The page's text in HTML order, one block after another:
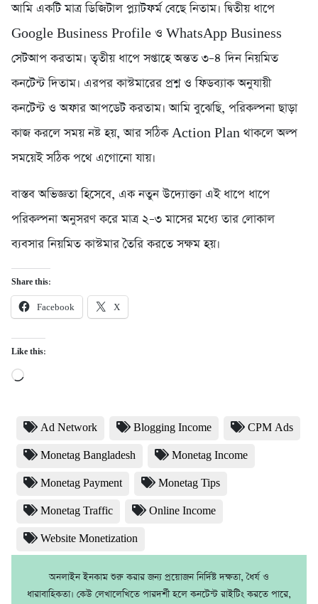
আমি একটি মাত্র ডিজিটাল প্ল্যাটফর্ম বেছে নিতাম। দ্বিতীয় ধাপে
Google Business Profile ও WhatsApp Business
সেটআপ করতাম। তৃতীয় ধাপে সপ্তাহে অন্তত ৩–৪ দিন নিয়মিত
কনটেন্ট দিতাম। এরপর কাস্টমারের প্রশ্ন ও ফিডব্যাক অনুযায়ী
কনটেন্ট ও অফার আপডেট করতাম। আমি বুঝেছি, পরিকল্পনা ছাড়া
কাজ করলে সময় নষ্ট হয়, আর সঠিক Action Plan থাকলে অল্প
সময়েই সঠিক পথে এগোনো যায়।
বাস্তব অভিজ্ঞতা হিসেবে, এক নতুন উদ্যোক্তা এই ধাপে ধাপে
পরিকল্পনা অনুসরণ করে মাত্র ২–৩ মাসের মধ্যে তার লোকাল
ব্যবসার নিয়মিত কাস্টমার তৈরি করতে সক্ষম হয়।
Share this:
Facebook X
Like this:
Loading…
Ad Network Blogging Income CPM Ads
Monetag Bangladesh Monetag Income
Monetag Payment Monetag Tips
Monetag Traffic Online Income
Website Monetization
অনলাইন ইনকাম শুরু করার জন্য প্রয়োজন নির্দিষ্ট দক্ষতা, ধৈর্য ও
ধারাবাহিকতা। কেউ লেখালেখিতে পারদর্শী হলে কনটেন্ট রাইটিং করতে পারে,